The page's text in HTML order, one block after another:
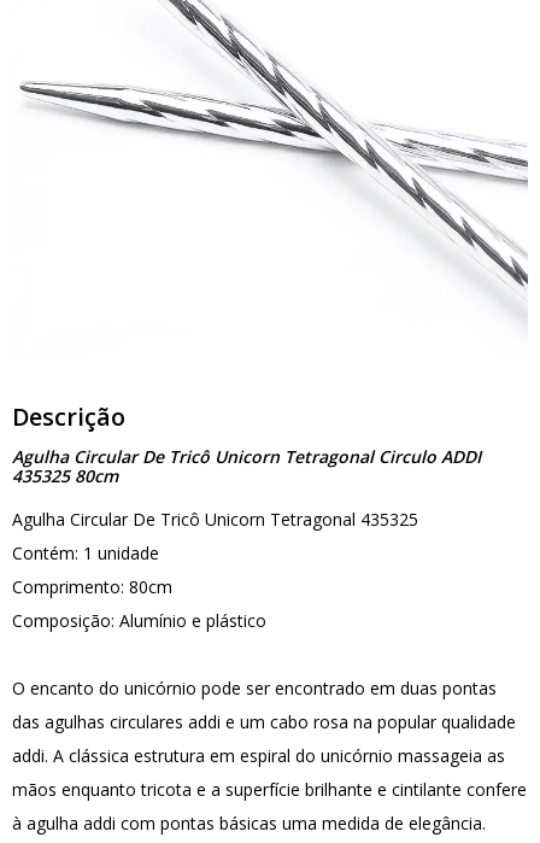
Descrição
Agulha Circular De Tricô Unicorn Tetragonal Circulo ADDI
435325 80cm
Agulha Circular De Tricô Unicorn Tetragonal 435325
Contém: 1 unidade
Comprimento: 80cm
Composição: Alumínio e plástico
O encanto do unicórnio pode ser encontrado em duas pontas
das agulhas circulares addi e um cabo rosa na popular qualidade
addi. A clássica estrutura em espiral do unicórnio massageia as
mãos enquanto tricota e a superfície brilhante e cintilante confere
à agulha addi com pontas básicas uma medida de elegância.